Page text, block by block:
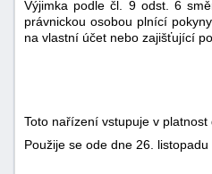
Výjimka podle čl. 9 odst. 6
právnickou osobou plnící
na vlastní účet nebo zajišťující
Toto nařízení vstupuje v
Použije se ode dne 26. listopadu